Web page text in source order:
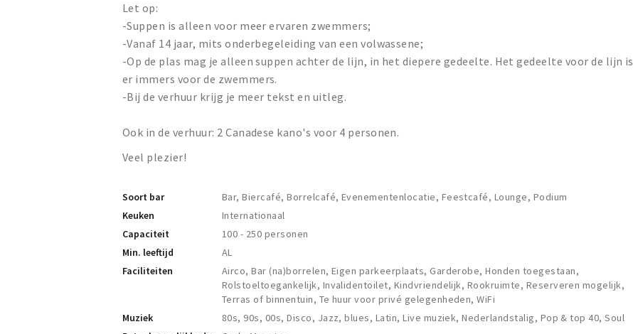
Let op:
-Suppen is alleen voor meer ervaren zwemmers;
-Vanaf 14 jaar, mits onderbegeleiding van een volwassene;
-Op de plas mag je alleen suppen achter de lijn, in het diepere gedeelte. Het gedeelte voor de lijn is
er immers voor de zwemmers.
-Bij de verhuur krijg je meer tekst en uitleg.
Ook in de verhuur: 2 Canadese kano's voor 4 personen.
Veel plezier!
Soort bar
Bar, Biercafé, Borrelcafé, Evenementenlocatie, Feestcafé, Lounge, Podium
Keuken
Internationaal
Capaciteit
100 - 250 personen
Min. leeftijd
AL
Faciliteiten
Airco, Bar (na)borrelen, Eigen parkeerplaats, Garderobe, Honden toegestaan,
Rolstoeltoegankelijk, Invalidentoilet, Kindvriendelijk, Rookruimte, Reserveren mogelijk,
Terras of binnentuin, Te huur voor privé gelegenheden, WiFi
Muziek
80s, 90s, 00s, Disco, Jazz, blues, Latin, Live muziek, Nederlandstalig, Pop & top 40, Soul